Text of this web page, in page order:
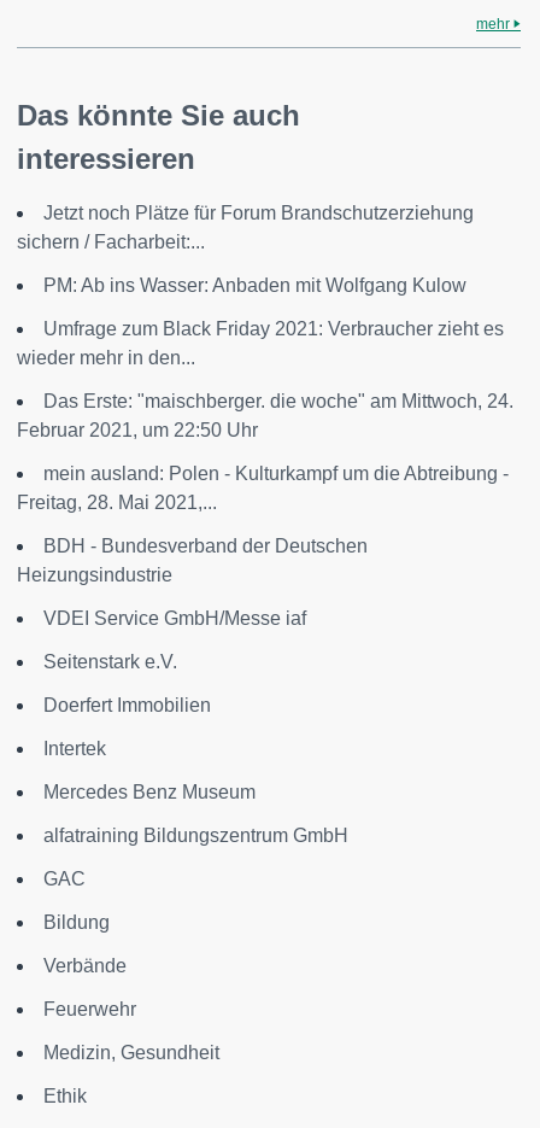
mehr
Das könnte Sie auch
interessieren
Jetzt noch Plätze für Forum Brandschutzerziehung
sichern / Facharbeit:...
PM: Ab ins Wasser: Anbaden mit Wolfgang Kulow
Umfrage zum Black Friday 2021: Verbraucher zieht es
wieder mehr in den...
Das Erste: "maischberger. die woche" am Mittwoch, 24.
Februar 2021, um 22:50 Uhr
mein ausland: Polen - Kulturkampf um die Abtreibung -
Freitag, 28. Mai 2021,...
BDH - Bundesverband der Deutschen
Heizungsindustrie
VDEI Service GmbH/Messe iaf
Seitenstark e.V.
Doerfert Immobilien
Intertek
Mercedes Benz Museum
alfatraining Bildungszentrum GmbH
GAC
Bildung
Verbände
Feuerwehr
Medizin, Gesundheit
Ethik